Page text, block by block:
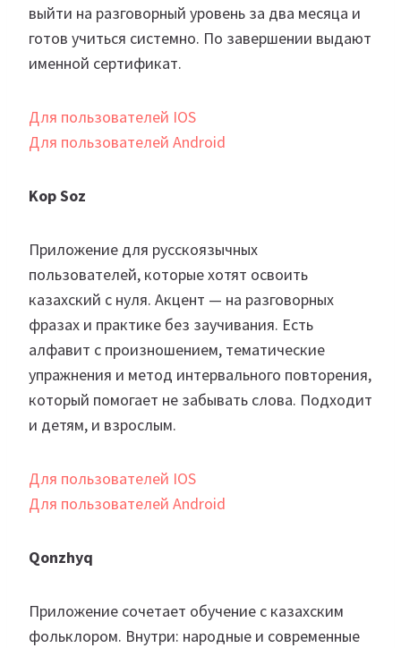
выйти на разговорный уровень за два месяца и
готов учиться системно. По завершении выдают
именной сертификат.
Для пользователей IOS
Для пользователей Android
Kop Soz
Приложение для русскоязычных
пользователей, которые хотят освоить
казахский с нуля. Акцент — на разговорных
фразах и практике без заучивания. Есть
алфавит с произношением, тематические
упражнения и метод интервального повторения,
который помогает не забывать слова. Подходит
и детям, и взрослым.
Для пользователей IOS
Для пользователей Android
Qonzhyq
Приложение сочетает обучение с казахским
фольклором. Внутри: народные и современные